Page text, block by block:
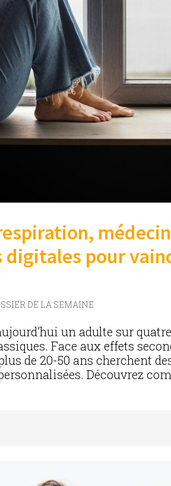
pour
DE LA SEMAINE
un adulte sur
Face aux effets
de 20-50 ans cherchent
Découvrez